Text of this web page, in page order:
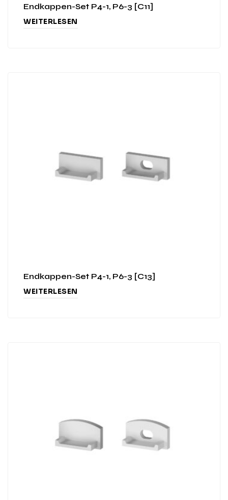
Endkappen-Set P4-1, P6-3 [C11]
WEITERLESEN
Endkappen-Set P4-1, P6-3 [C13]
WEITERLESEN